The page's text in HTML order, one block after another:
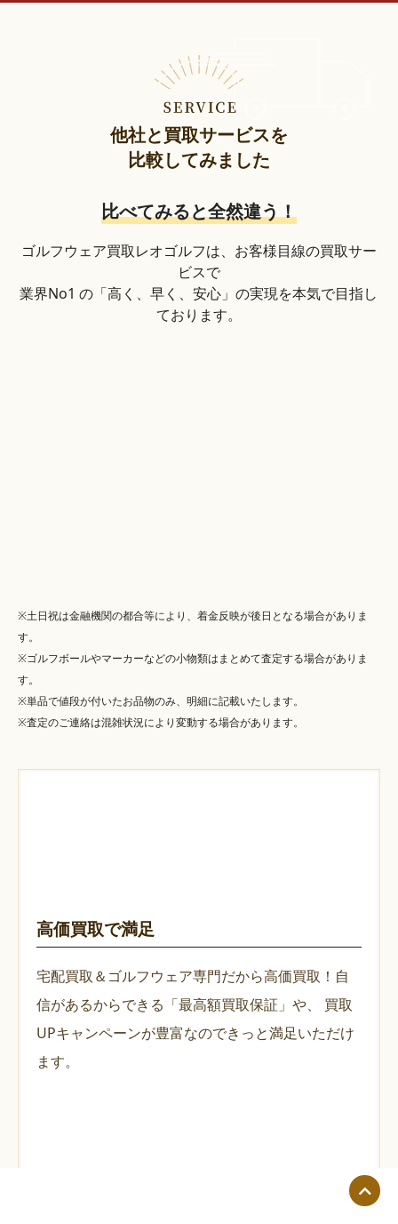
他社と買取サービスを
比較してみました
比べてみると全然違う！
ゴルフウェア買取レオゴルフは、お客様目線の買取サー
ビスで
業界No1 の「高く、早く、安心」の実現を本気で目指し
ております。
※土日祝は金融機関の都合等により、着金反映が後日となる場合がありま
す。
※ゴルフボールやマーカーなどの小物類はまとめて査定する場合がありま
す。
※単品で値段が付いたお品物のみ、明細に記載いたします。
※査定のご連絡は混雑状況により変動する場合があります。
高価買取で満足
宅配買取＆ゴルフウェア専門だから高価買取！自
信があるからできる「最高額買取保証」や、
買取
UPキャンペーンが豊富なのできっと満足いただけ
ます。